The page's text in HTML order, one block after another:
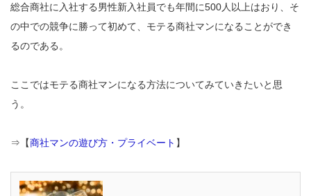
総合商社に入社する男性新入社員でも年間に500人以上はおり、そ
の中での競争に勝って初めて、モテる商社マンになることができ
るのである。
ここではモテる商社マンになる方法についてみていきたいと思
う。
⇒【商社マンの遊び方・プライベート 】